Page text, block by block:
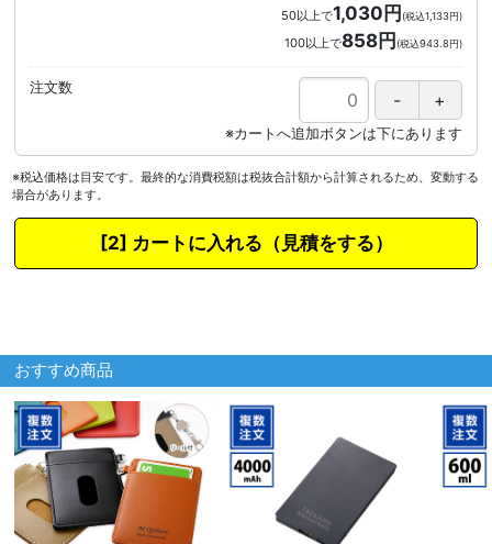
50以上で1,030円(税込1,133円)
100以上で858円(税込943.8円)
注文数
※税込価格は目安です。最終的な消費税額は税抜合計額から計算されるため、変動する
場合があります。
カートに入れる
おすすめ商品